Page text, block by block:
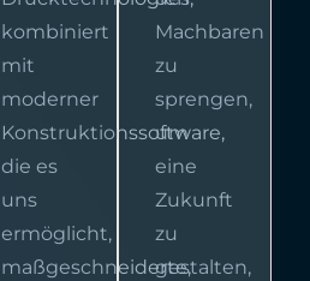
kombiniert
mit
moderner
Konstruktionssoftware,
die es
uns
ermöglicht,
maßgeschneiderte,
Machbaren
zu
sprengen,
um
eine
Zukunft
zu
gestalten,